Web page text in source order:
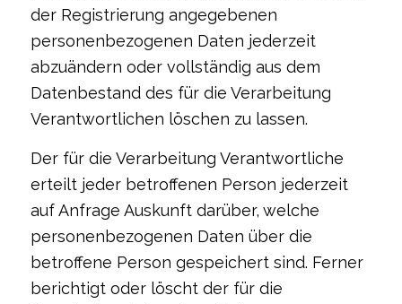
der Registrierung angegebenen
personenbezogenen Daten jederzeit
abzuändern oder vollständig aus dem
Datenbestand des für die Verarbeitung
Verantwortlichen löschen zu lassen.
Der für die Verarbeitung Verantwortliche
erteilt jeder betroffenen Person jederzeit
auf Anfrage Auskunft darüber, welche
personenbezogenen Daten über die
betroffene Person gespeichert sind. Ferner
berichtigt oder löscht der für die